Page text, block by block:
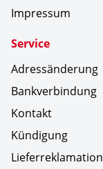
Impressum
Service
Adressänderung
Bankverbindung
Kontakt
Kündigung
Lieferreklamation